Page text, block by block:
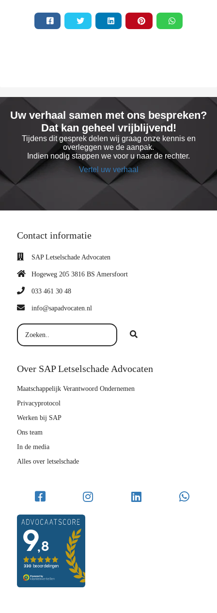
Uw verhaal samen met ons bespreken?
Dat kan geheel vrijblijvend!
Tijdens dit gesprek delen wij graag onze kennis en
overleggen we de aanpak.
Indien nodig stappen we voor u naar de rechter.
Vertel uw verhaal
Contact informatie
SAP Letselschade Advocaten
Hogeweg 205 3816 BS Amersfoort
033 461 30 48
info@sapadvocaten.nl
Over SAP Letselschade Advocaten
Maatschappelijk Verantwoord Ondernemen
Privacyprotocol
Werken bij SAP
Ons team
In de media
Alles over letselschade